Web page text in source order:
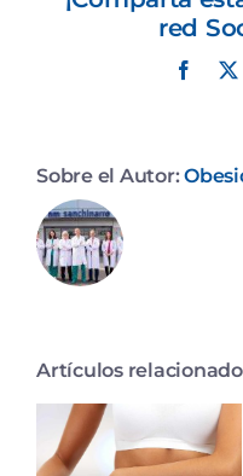
red
X
Sobre el Autor:
Artículos